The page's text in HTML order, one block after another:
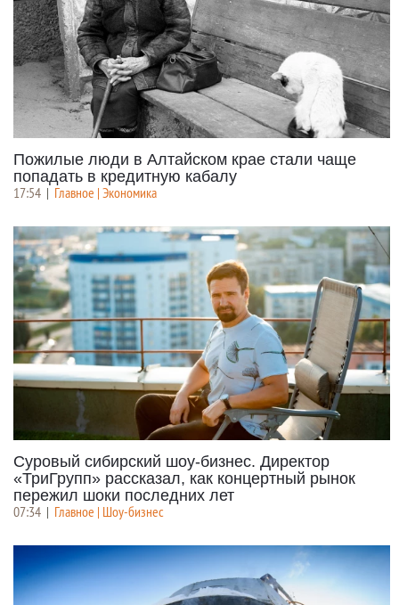
Пожилые люди в Алтайском крае стали чаще
попадать в кредитную кабалу
17:54 | Главное | Экономика
Суровый сибирский шоу-бизнес. Директор
«ТриГрупп» рассказал, как концертный рынок
пережил шоки последних лет
07:34 | Главное | Шоу-бизнес